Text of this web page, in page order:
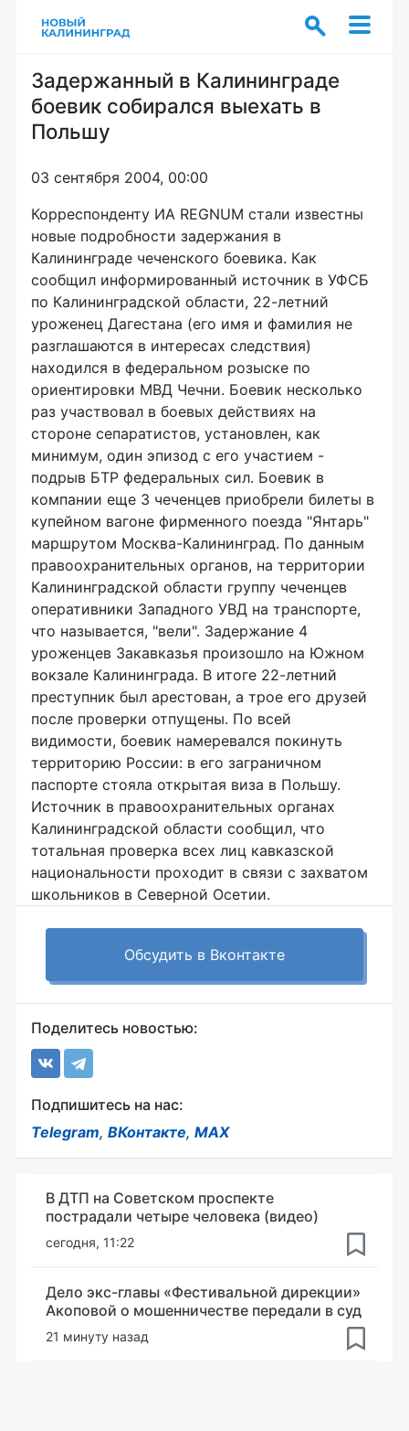
Задержанный в Калининграде
боевик собирался выехать в
Польшу
03 сентября 2004, 00:00
Корреспонденту ИА REGNUM стали известны
новые подробности задержания в
Калининграде чеченского боевика. Как
сообщил информированный источник в УФСБ
по Калининградской области, 22-летний
уроженец Дагестана (его имя и фамилия не
разглашаются в интересах следствия)
находился в федеральном розыске по
ориентировки МВД Чечни. Боевик несколько
раз участвовал в боевых действиях на
стороне сепаратистов, установлен, как
минимум, один эпизод с его участием -
подрыв БТР федеральных сил. Боевик в
компании еще 3 чеченцев приобрели билеты в
купейном вагоне фирменного поезда "Янтарь"
маршрутом Москва-Калининград. По данным
правоохранительных органов, на территории
Калининградской области группу чеченцев
оперативники Западного УВД на транспорте,
что называется, "вели". Задержание 4
уроженцев Закавказья произошло на Южном
вокзале Калининграда. В итоге 22-летний
преступник был арестован, а трое его друзей
после проверки отпущены. По всей
видимости, боевик намеревался покинуть
территорию России: в его заграничном
паспорте стояла открытая виза в Польшу.
Источник в правоохранительных органах
Калининградской области сообщил, что
тотальная проверка всех лиц кавказской
национальности проходит в связи с захватом
школьников в Северной Осетии.
Обсудить в Вконтакте
Поделитесь новостью:
Подпишитесь на нас:
Telegram, ВКонтакте, MAX
В ДТП на Советском проспекте
пострадали четыре человека (видео)
сегодня, 11:22
Дело экс-главы «Фестивальной дирекции»
Акоповой о мошенничестве передали в суд
21 минуту назад